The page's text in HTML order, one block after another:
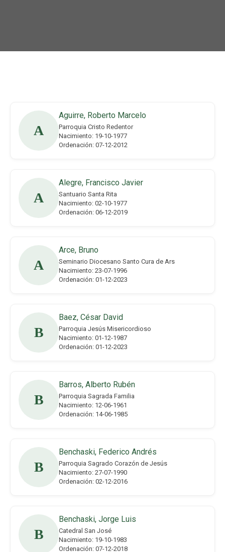
A
Aguirre, Roberto Marcelo
Parroquia Cristo Redentor
Nacimiento: 19-10-1977
Ordenación: 07-12-2012
A
Alegre, Francisco Javier
Santuario Santa Rita
Nacimiento: 02-10-1977
Ordenación: 06-12-2019
A
Arce, Bruno
Seminario Diocesano Santo Cura de Ars
Nacimiento: 23-07-1996
Ordenación: 01-12-2023
B
Baez, César David
Parroquia Jesús Misericordioso
Nacimiento: 01-12-1987
Ordenación: 01-12-2023
B
Barros, Alberto Rubén
Parroquia Sagrada Familia
Nacimiento: 12-06-1961
Ordenación: 14-06-1985
B
Benchaski, Federico Andrés
Parroquia Sagrado Corazón de Jesús
Nacimiento: 27-07-1990
Ordenación: 02-12-2016
B
Benchaski, Jorge Luis
Catedral San José
Nacimiento: 19-10-1983
Ordenación: 07-12-2018